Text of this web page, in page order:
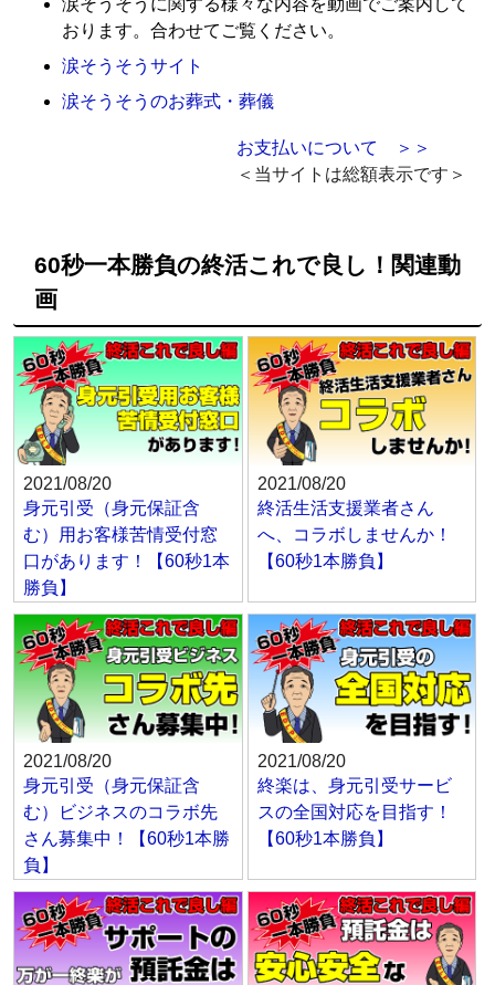
涙そうそうに関する様々な内容を動画でご案内して
おります。合わせてご覧ください。
涙そうそうサイト
涙そうそうのお葬式・葬儀
お支払いについて ＞＞
＜当サイトは総額表示です＞
60秒一本勝負の終活これで良し！関連動
画
2021/08/20
身元引受（身元保証含
む）用お客様苦情受付窓
口があります！【60秒1本
勝負】
2021/08/20
終活生活支援業者さん
へ、コラボしませんか！
【60秒1本勝負】
2021/08/20
身元引受（身元保証含
む）ビジネスのコラボ先
さん募集中！【60秒1本勝
負】
2021/08/20
終楽は、身元引受サービ
スの全国対応を目指す！
【60秒1本勝負】